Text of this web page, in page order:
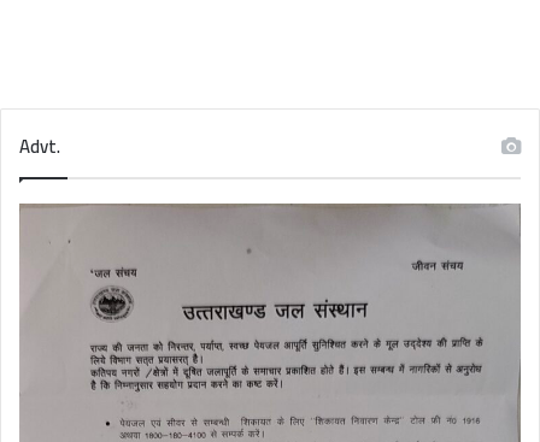
Advt.